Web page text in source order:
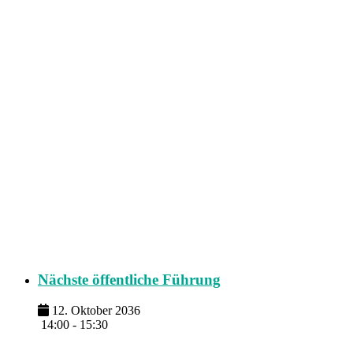
Nächste öffentliche Führung
12. Oktober 2036
14:00 - 15:30